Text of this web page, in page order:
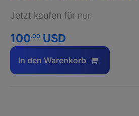
Jetzt kaufen für nur
100.00 USD
In den Warenkorb